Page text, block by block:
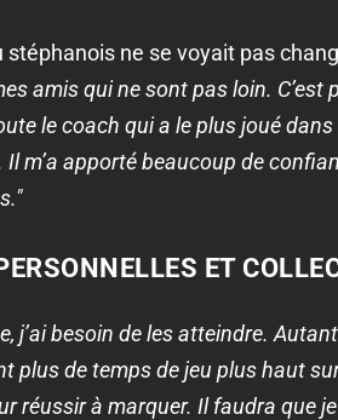
ne se voyait pas
amis qui ne sont pas loin.
le coach qui a le plus joué
m’a apporté beaucoup de
ET
j’ai besoin de les atteindre.
de temps de jeu plus haut
réussir à marquer. Il faudra que